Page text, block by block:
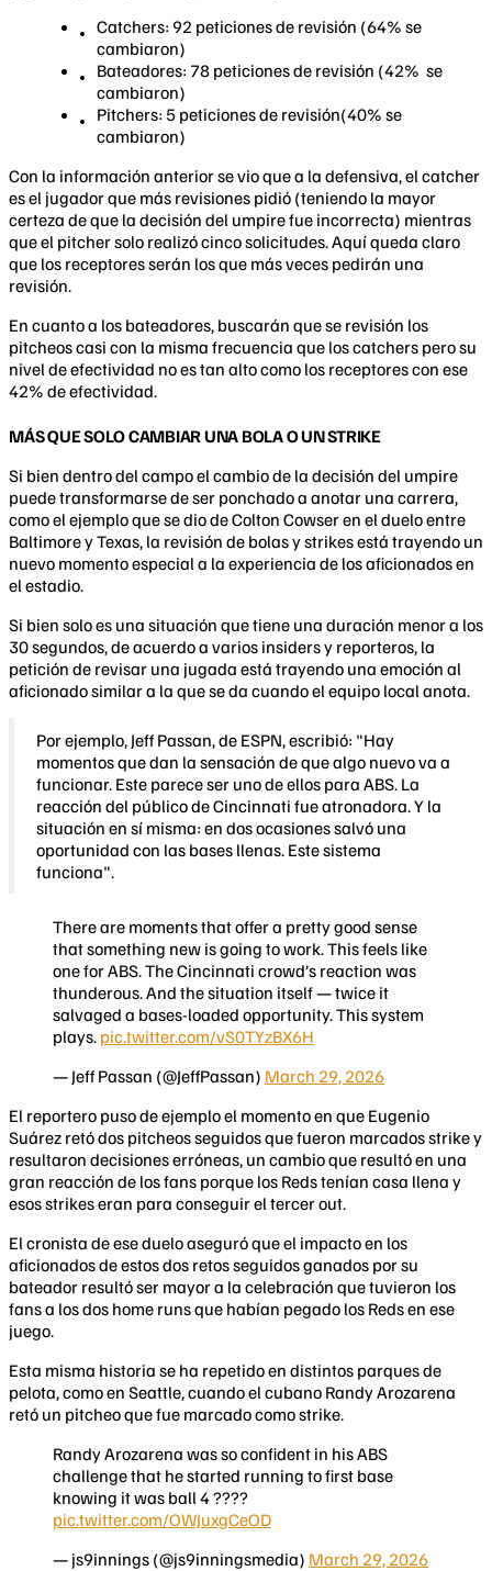
Catchers: 92 peticiones de revisión (64% se
cambiaron)
Bateadores: 78 peticiones de revisión (42% se
cambiaron)
Pitchers: 5 peticiones de revisión(40% se
cambiaron)
Con la información anterior se vio que a la defensiva, el catcher
es el jugador que más revisiones pidió (teniendo la mayor
certeza de que la decisión del umpire fue incorrecta) mientras
que el pitcher solo realizó cinco solicitudes. Aquí queda claro
que los receptores serán los que más veces pedirán una
revisión.
En cuanto a los bateadores, buscarán que se revisión los
pitcheos casi con la misma frecuencia que los catchers pero su
nivel de efectividad no es tan alto como los receptores con ese
42% de efectividad.
MÁS QUE SOLO CAMBIAR UNA BOLA O UN STRIKE
Si bien dentro del campo el cambio de la decisión del umpire
puede transformarse de ser ponchado a anotar una carrera,
como el ejemplo que se dio de Colton Cowser en el duelo entre
Baltimore y Texas, la revisión de bolas y strikes está trayendo un
nuevo momento especial a la experiencia de los aficionados en
el estadio.
Si bien solo es una situación que tiene una duración menor a los
30 segundos, de acuerdo a varios insiders y reporteros, la
petición de revisar una jugada está trayendo una emoción al
aficionado similar a la que se da cuando el equipo local anota.
Por ejemplo, Jeff Passan, de ESPN, escribió: "Hay
momentos que dan la sensación de que algo nuevo va a
funcionar. Este parece ser uno de ellos para ABS. La
reacción del público de Cincinnati fue atronadora. Y la
situación en sí misma: en dos ocasiones salvó una
oportunidad con las bases llenas. Este sistema
funciona".
There are moments that offer a pretty good sense
that something new is going to work. This feels like
one for ABS. The Cincinnati crowd’s reaction was
thunderous. And the situation itself — twice it
salvaged a bases-loaded opportunity. This system
plays. pic.twitter.com/vS0TYzBX6H
— Jeff Passan (@JeffPassan) March 29, 2026
El reportero puso de ejemplo el momento en que Eugenio
Suárez retó dos pitcheos seguidos que fueron marcados strike y
resultaron decisiones erróneas, un cambio que resultó en una
gran reacción de los fans porque los Reds tenían casa llena y
esos strikes eran para conseguir el tercer out.
El cronista de ese duelo aseguró que el impacto en los
aficionados de estos dos retos seguidos ganados por su
bateador resultó ser mayor a la celebración que tuvieron los
fans a los dos home runs que habían pegado los Reds en ese
juego.
Esta misma historia se ha repetido en distintos parques de
pelota, como en Seattle, cuando el cubano Randy Arozarena
retó un pitcheo que fue marcado como strike.
Randy Arozarena was so confident in his ABS
challenge that he started running to first base
knowing it was ball 4 ????
pic.twitter.com/OWJuxgCeOD
— js9innings (@js9inningsmedia) March 29, 2026